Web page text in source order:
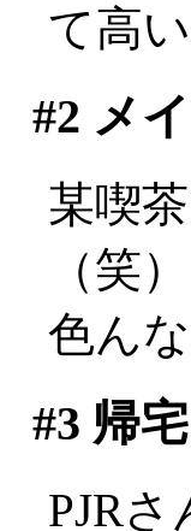
て高
#2 メ
某喫
（笑）
色ん
#3 帰宅
PJR